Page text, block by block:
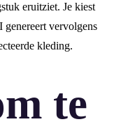
eruitziet. Je kiest
vervolgens
kleding.
te